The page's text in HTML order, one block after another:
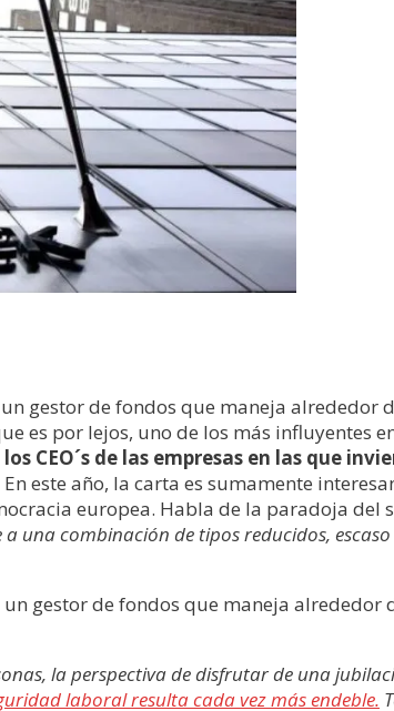
un gestor de fondos que maneja alrededor
es por lejos, uno de los más influyentes
CEO´s de las empresas en las que
este año, la carta es sumamente
europea. Habla de la paradoja del
a una combinación de tipos reducidos,
gestor de fondos que maneja alrededor
la perspectiva de disfrutar de una
laboral resulta cada vez más endeble.